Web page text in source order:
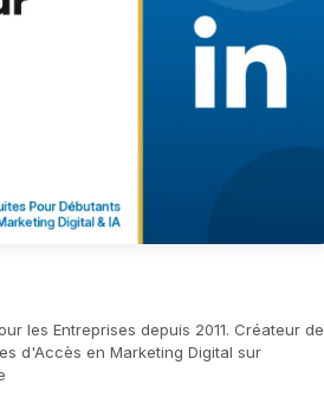
les Entreprises depuis 2011. Créateur de
d'Accès en Marketing Digital sur